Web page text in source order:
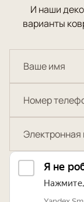
И наши
варианты